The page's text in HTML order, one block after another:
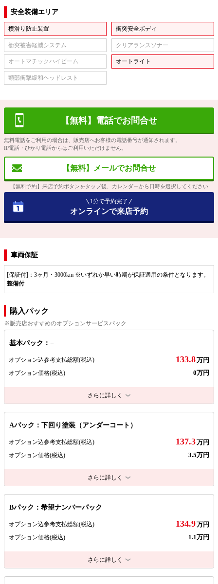
安全装備エリア
横滑り防止装置 衝突安全ボディ
衝突被害軽減システム クリアランスソナー
オートマチックハイビーム オートライト
頸部衝撃緩和ヘッドレスト
【無料】電話でお問合せ
無料電話をご利用の場合は、販売店へお客様の電話番号が通知されます。
IP電話・ひかり電話からはご利用いただけません。
【無料】メールでお問合せ
【無料予約】来店予約ボタンをタップ後、カレンダーから日時を選択してください
1分で予約完了
オンラインで来店予約
車両保証
[保証付]：3ヶ月・3000km ※いずれか早い時期が保証適用の条件となります。
整備付
購入パック
※販売店おすすめのオプションサービスパック
基本パック：−
オプション込参考支払総額(税込) 133.8万円
オプション価格(税込) 0万円
さらに詳しく
Aパック：下回り塗装（アンダーコート）
オプション込参考支払総額(税込) 137.3万円
オプション価格(税込) 3.5万円
さらに詳しく
Bパック：希望ナンバーパック
オプション込参考支払総額(税込) 134.9万円
オプション価格(税込) 1.1万円
さらに詳しく